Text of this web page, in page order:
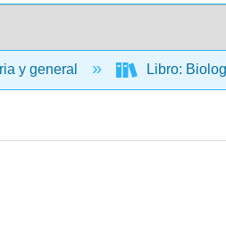
y general Libro: